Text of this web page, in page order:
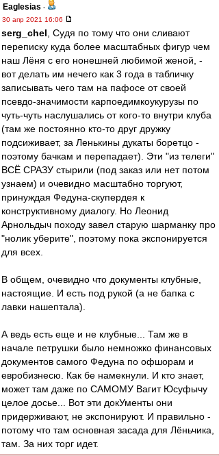
Eaglesias -
30 апр 2021 16:06
serg_chel , Судя по тому что они сливают
переписку куда более масштабных фигур чем
наш Лёня с его нонешней любимой женой, -
вот делать им нечего как 3 года в табличку
записывать чего там на пафосе от своей
псевдо-значимости карпоедимкоукурузы по
чуть-чуть наслушались от кого-то внутри клуба
(там же постоянно кто-то друг дружку
подсиживает, за Ленькины дукаты боретцо -
поэтому бачкам и перепадает). Эти "из телеги"
ВСЁ СРАЗУ стырили (под заказ или нет потом
узнаем) и очевидно масштабно торгуют,
принуждая Федуна-скупердея к
конструктивному диалогу. Но Леонид
Арнольдыч походу завел старую шарманку про
"нолик уберите", поэтому пока экспонируется
для всех.
В общем, очевидно что документы клубные,
настоящие. И есть под рукой (а не бапка с
лавки нашептала).
А ведь есть еще и не клубные... Там же в
начале петрушки было немножко финансовых
документов самого Федуна по офшорам и
евробизнесю. Как бе намекнули. И кто знает,
может там даже по САМОМУ Вагит Юсуфычу
целое досье... Вот эти докУменты они
придерживают, не экспонируют. И правильно -
потому что там основная засада для Лёньчика,
там. За них торг идет.